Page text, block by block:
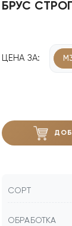
БРУС
ЦЕНА ЗА:
СОРТ
ОБРАБОТКА